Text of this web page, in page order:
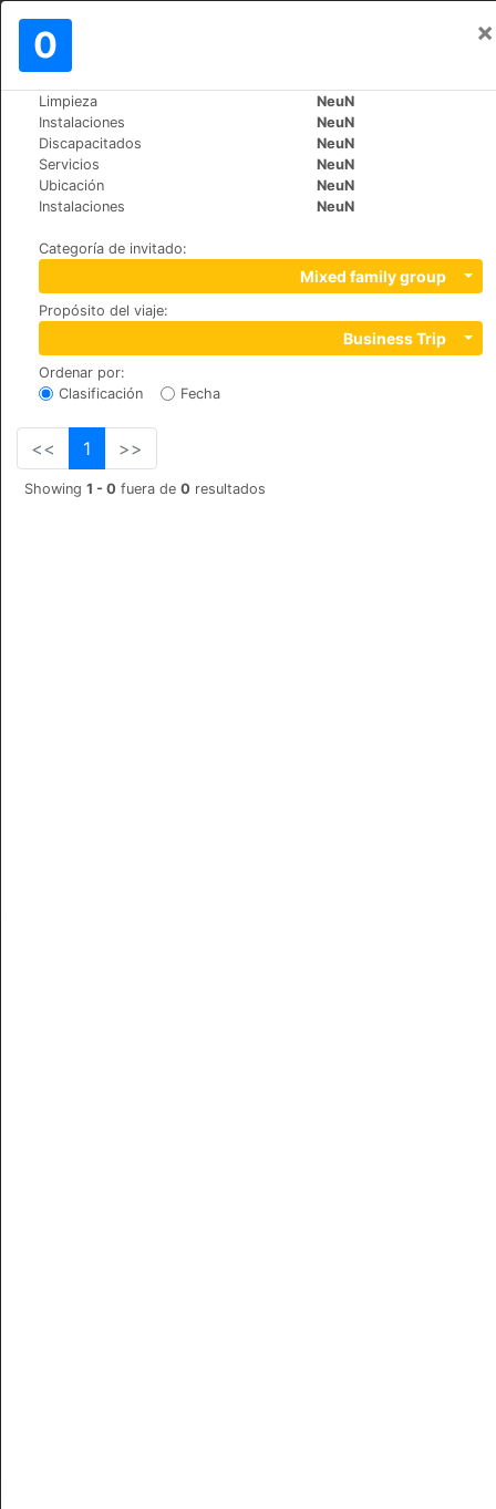
0 ×
Limpieza
NeuN
Instalaciones
NeuN
Discapacitados
NeuN
Servicios
NeuN
Ubicación
NeuN
Instalaciones
NeuN
Categoría de invitado:
Mixed family group
Propósito del viaje:
Business Trip
Ordenar por:
Clasificación
Fecha
<< 1 >>
Showing 1 - 0 fuera de 0 resultados
Mundo>Spain
Hotel Rural El Refugio
Calle Cruz de Tejeda S/N, 35328